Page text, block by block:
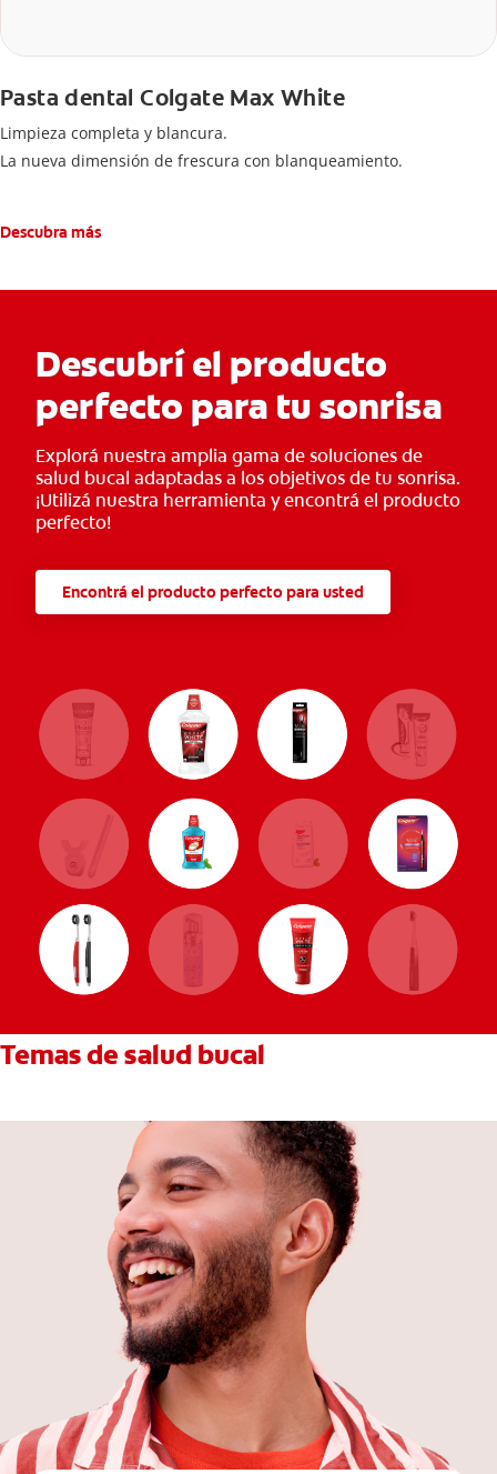
Pasta dental Colgate Max White
Limpieza completa y blancura.
La nueva dimensión de frescura con blanqueamiento.
Descubra más
Descubrí el producto
perfecto para tu sonrisa
Explorá nuestra amplia gama de soluciones de
salud bucal adaptadas a los objetivos de tu sonrisa.
¡Utilizá nuestra herramienta y encontrá el producto
perfecto!
Encontrá el producto perfecto para usted
Temas de salud bucal